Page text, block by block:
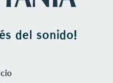
del sonido!